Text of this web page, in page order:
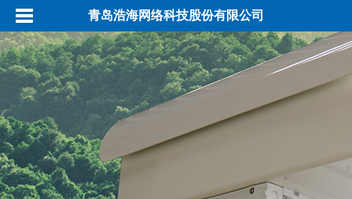
青岛浩海网络科技股份有限公司